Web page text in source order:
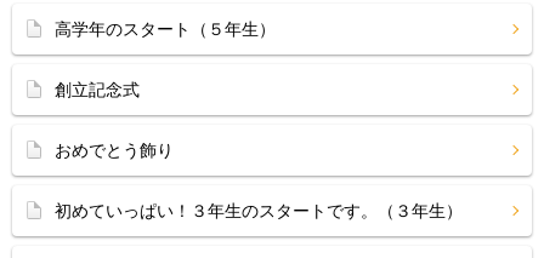
高学年のスタート（５年生）
創立記念式
おめでとう飾り
初めていっぱい！３年生のスタートです。（３年生）